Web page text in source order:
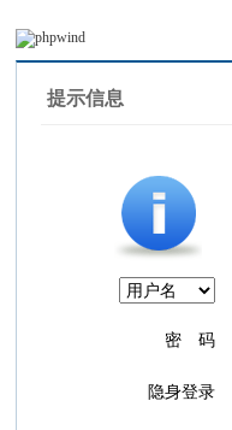
提示信息
密 码
隐身登录